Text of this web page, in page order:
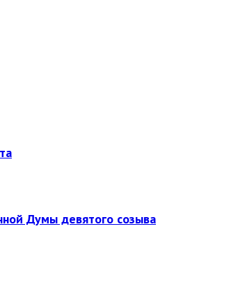
Думы девятого созыва